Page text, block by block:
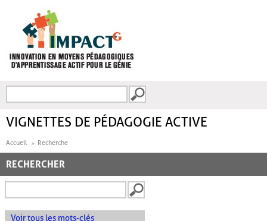
FORMULAIRE DE
VIGNETTES DE PÉDAGOGIE ACTIVE
Accueil Recherche
RECHERCHER
Voir tous les mots-clés